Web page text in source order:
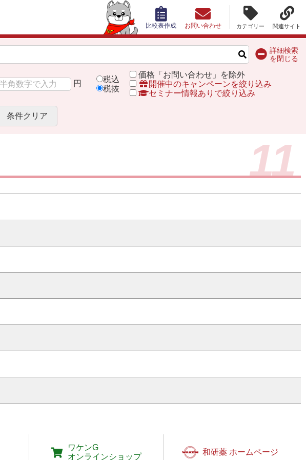
カテゴリー 関連サイト
比較表作成 お問い合わせ
詳細検索
を閉じる
円
税込
税抜
価格「お問い合わせ」を除外
開催中のキャンペーンを絞り込み
セミナー情報ありで絞り込み
条件クリア
11
ワケンG
オンラインショップ
和研薬 ホームページ